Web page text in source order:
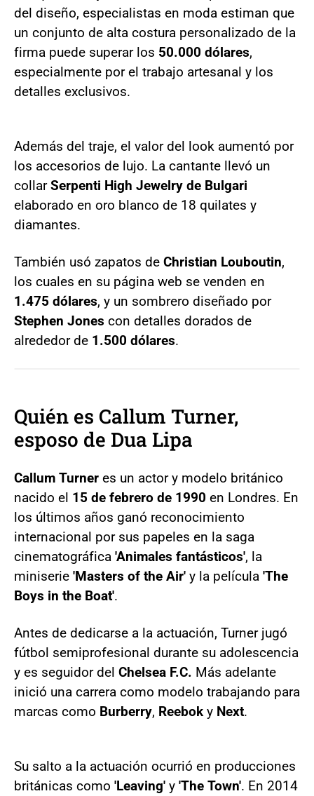
del diseño, especialistas en moda estiman que
un conjunto de alta costura personalizado de la
firma puede superar los 50.000 dólares,
especialmente por el trabajo artesanal y los
detalles exclusivos.
Además del traje, el valor del look aumentó por
los accesorios de lujo. La cantante llevó un
collarSerpenti High Jewelry de Bulgari
elaborado en oro blanco de 18 quilates y
diamantes.
También usó zapatos de Christian Louboutin,
los cuales en su página web se venden en
1.475 dólares, y un sombrero diseñado por
Stephen Jones con detalles dorados de
alrededor de 1.500 dólares.
Quién es Callum Turner,
esposo de Dua Lipa
Callum Turner es un actor y modelo británico
nacido el 15 de febrero de 1990 en Londres. En
los últimos años ganó reconocimiento
internacional por sus papeles en la saga
cinematográfica 'Animales fantásticos', la
miniserie 'Masters of the Air' y la película 'The
Boys in the Boat'.
Antes de dedicarse a la actuación, Turner jugó
fútbol semiprofesional durante su adolescencia
y es seguidor del Chelsea F.C. Más adelante
inició una carrera como modelo trabajando para
marcas como Burberry, Reebok y Next.
Su salto a la actuación ocurrió en producciones
británicas como 'Leaving' y 'The Town'. En 2014